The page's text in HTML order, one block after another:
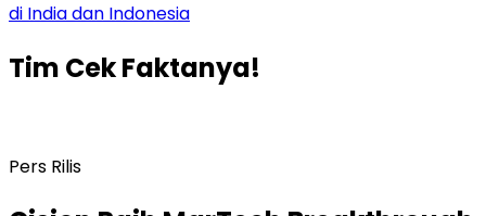
di India dan Indonesia
Tim Cek Faktanya!
Pers Rilis